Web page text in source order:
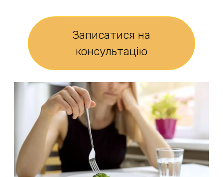
Записатися на
консультацію